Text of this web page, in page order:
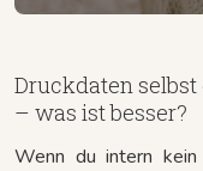
Druckdaten
– was ist besser?
Wenn du intern